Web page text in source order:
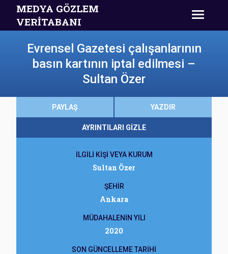
MEDYA GÖZLEM
VERİTABANI
Evrensel Gazetesi çalışanlarının
basın kartının iptal edilmesi –
Sultan Özer
PAYLAŞ YAZDIR
AYRINTILARI GİZLE
İLGİLİ KİŞİ VEYA KURUM
Sultan Özer
ŞEHİR
Ankara
MÜDAHALENİN YILI
2020
SON GÜNCELLEME TARİHİ